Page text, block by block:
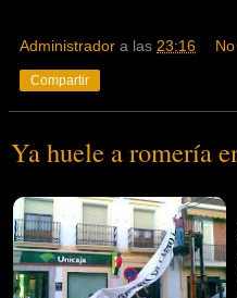
Administrador a las 23:16
Compartir
Ya huele a romería